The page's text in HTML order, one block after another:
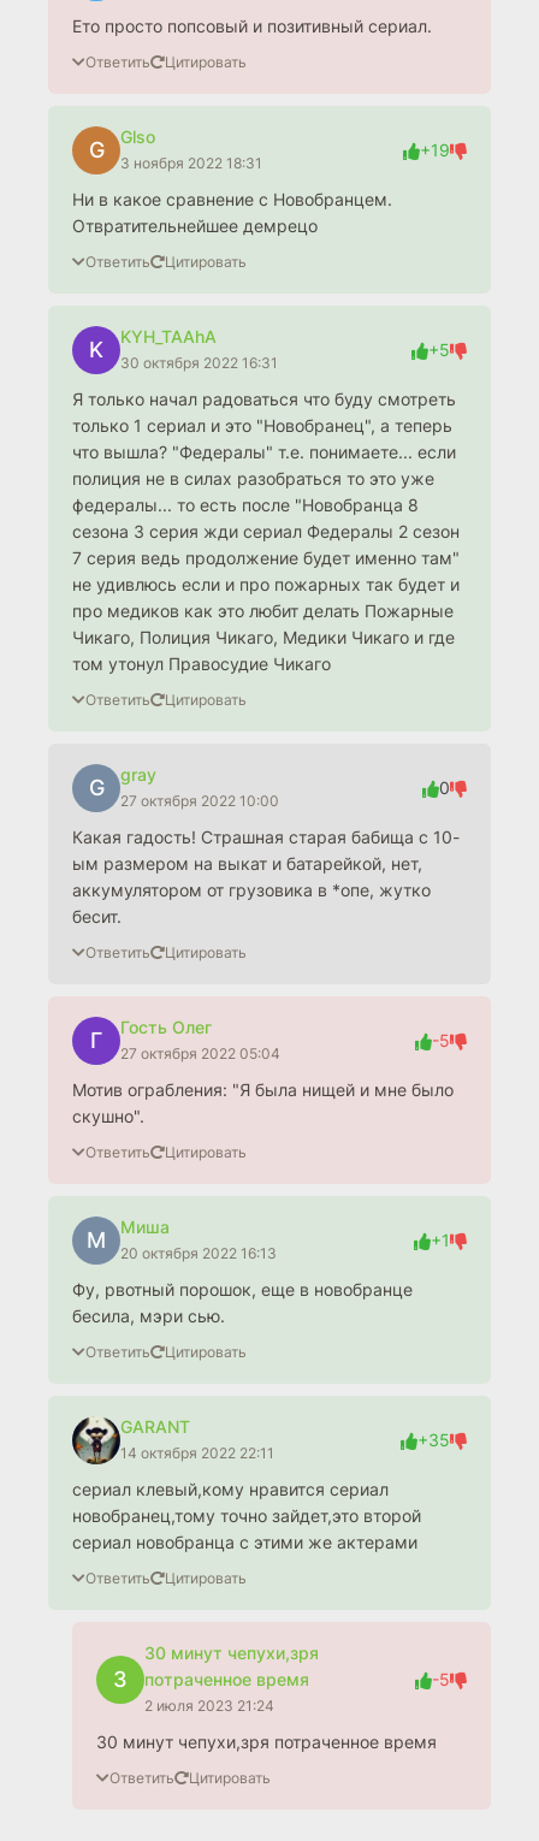
Ето просто попсовый и позитивный сериал.
Ответить Цитировать
G
Glso
3 ноября 2022 18:31
+19
Ни в какое сравнение с Новобранцем.
Отвратительнейшее демрецо
Ответить Цитировать
K
KYH_TAAhA
30 октября 2022 16:31
+5
Я только начал радоваться что буду смотреть
только 1 сериал и это "Новобранец", а теперь
что вышла? "Федералы" т.е. понимаете... если
полиция не в силах разобраться то это уже
федералы... то есть после "Новобранца 8
сезона 3 серия жди сериал Федералы 2 сезон
7 серия ведь продолжение будет именно там"
не удивлюсь если и про пожарных так будет и
про медиков как это любит делать Пожарные
Чикаго, Полиция Чикаго, Медики Чикаго и где
том утонул Правосудие Чикаго
Ответить Цитировать
G
gray
27 октября 2022 10:00
0
Какая гадость! Страшная старая бабища с 10-
ым размером на выкат и батарейкой, нет,
аккумулятором от грузовика в *опе, жутко
бесит.
Ответить Цитировать
Г
Гость Олег
27 октября 2022 05:04
-5
Мотив ограбления: "Я была нищей и мне было
скушно".
Ответить Цитировать
М
Миша
20 октября 2022 16:13
+1
Фу, рвотный порошок, еще в новобранце
бесила, мэри сью.
Ответить Цитировать
GARANT
14 октября 2022 22:11
+35
сериал клевый,кому нравится сериал
новобранец,тому точно зайдет,это второй
сериал новобранца с этими же актерами
Ответить Цитировать
3
30 минут чепухи,зря
потраченное время
2 июля 2023 21:24
-5
30 минут чепухи,зря потраченное время
Ответить Цитировать